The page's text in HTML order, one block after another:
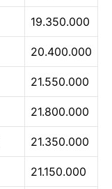
19.350.000
20.400.000
21.550.000
21.800.000
21.350.000
21.150.000